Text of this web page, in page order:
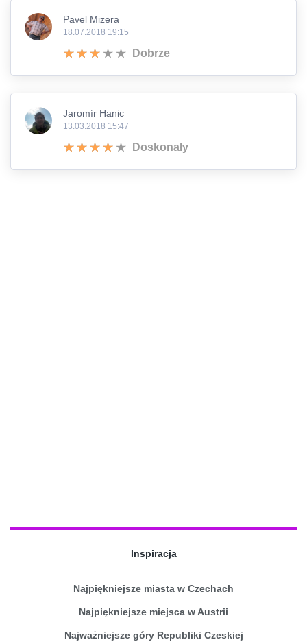
Pavel Mizera
18.07.2018 19:15
Dobrze
Jaromír Hanic
13.03.2018 15:47
Doskonały
Inspiracja
Najpiękniejsze miasta w Czechach
Najpiękniejsze miejsca w Austrii
Najważniejsze góry Republiki Czeskiej